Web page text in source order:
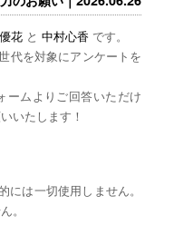
花と 中村心香 です。
代を対象にアンケートを
ームよりご回答いただけ
いたします！
は一切使用しません。
。